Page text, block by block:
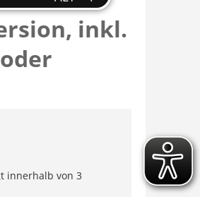
inkl.
innerhalb von 3